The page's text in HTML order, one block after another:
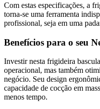
Com estas especificações, a
torna-se uma ferramenta
profissional, seja em uma
Benefícios para o seu
Investir nesta frigideira
operacional, mas também
negócio. Seu design
capacidade de cocção em
menos tempo.